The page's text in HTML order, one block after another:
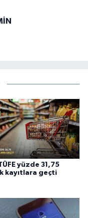
yüzde 31,75
kayıtlara geçti